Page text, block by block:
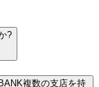
?
複数の支店を持